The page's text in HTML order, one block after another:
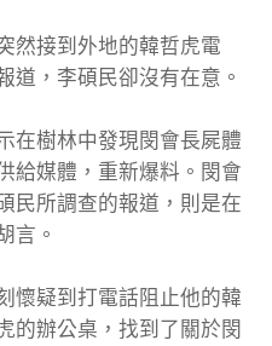
然接到外地的韓哲虎電
道，李碩民卻沒有在意。
在樹林中發現閔會長屍體
給媒體，重新爆料。閔會
民所調查的報道，則是在
言。
懷疑到打電話阻止他的韓
的辦公桌，找到了關於閔